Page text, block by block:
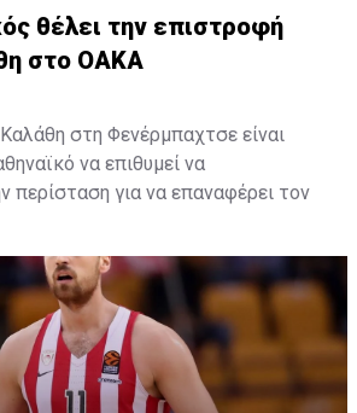
Euroleague της νέας σεζόν.
θέλει την επιστροφή
στο ΟΑΚΑ
στη Φενέρμπαχτσε είναι
να επιθυμεί να
περίσταση για να επαναφέρει τον
δεν αποκλείεται να φέρει
στη Φενέρμπαχτσε, η οποία θα
μεταγραφική ενίσχυση. Τούτο
παράλληλα, τις αποχωρήσεις
που αποτέλεσαν βασικά
το 2022/23.